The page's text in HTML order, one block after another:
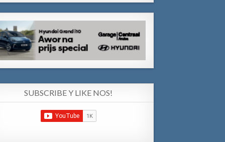
SUBSCRIBE Y LIKE NOS!